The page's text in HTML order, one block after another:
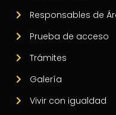
Responsables de
Prueba de acceso
Trámites
Galería
Vivir con igualdad